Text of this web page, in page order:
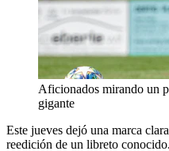
Aficionados mirando un
gigante
Este jueves dejó una marca
reedición de un libreto